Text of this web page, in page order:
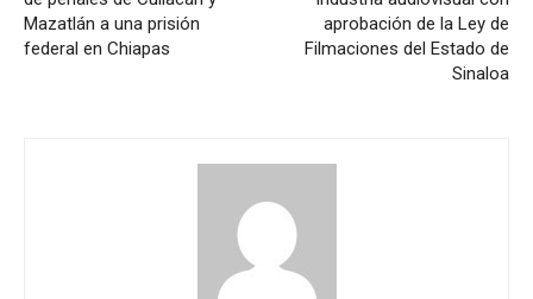
Mazatlán a una prisión
federal en Chiapas
aprobación de la Ley de
Filmaciones del Estado de
Sinaloa